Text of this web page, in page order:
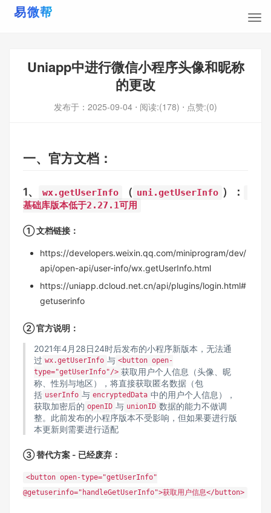
Uniapp中进行微信小程序头像和昵称
的更改
发布于： 2025-09-04 ⋅ 阅读:(178) ⋅ 点赞:(0)
一、官方文档：
1、 wx.getUserInfo （ uni.getUserInfo ）：
基础库版本低于2.27.1可用
① 文档链接：
https://developers.weixin.qq.com/miniprogram/dev/
api/open-api/user-info/wx.getUserInfo.html
https://uniapp.dcloud.net.cn/api/plugins/login.html#
getuserinfo
② 官方说明：
2021年4月28日24时后发布的小程序新版本，无法通
过 wx.getUserInfo 与 <button open-
type="getUserInfo"/> 获取用户个人信息（头像、昵
称、性别与地区），将直接获取匿名数据（包
括 userInfo 与 encryptedData 中的用户个人信息），
获取加密后的 openID 与 unionID 数据的能力不做调
整。此前发布的小程序版本不受影响，但如果要进行版
本更新则需要进行适配
③ 替代方案 - 已经废弃：
<button open-type="getUserInfo"
@getuserinfo="handleGetUserInfo">获取用户信息</button>